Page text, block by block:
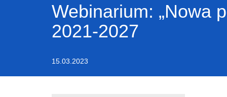
Webinarium: „Nowa
2021-2027
15.03.2023